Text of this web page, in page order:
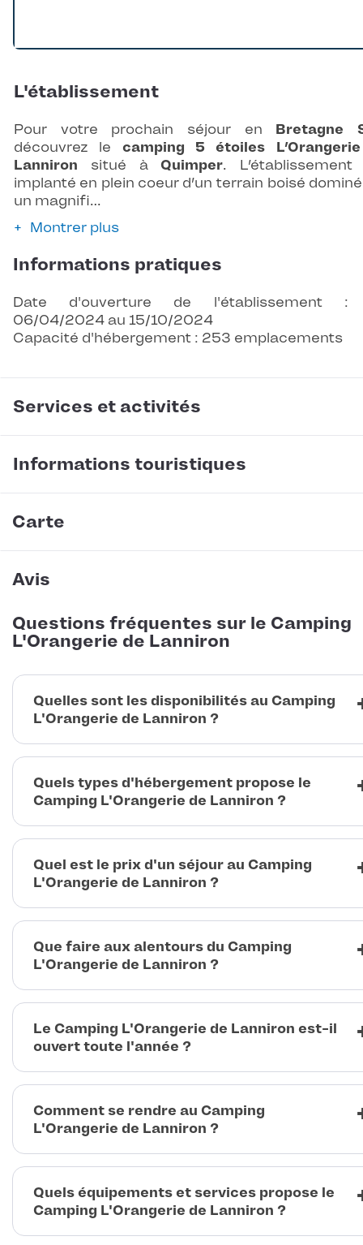
L'établissement
Pour votre prochain séjour en Bretagne
découvrez le camping 5 étoiles
Lanniron situé à Quimper.
implanté en plein coeur d’un terrain boisé
un magnifi…
Montrer plus
Informations pratiques
Date d'ouverture de l'établissement :
06/04/2024 au 15/10/2024
Capacité d'hébergement : 253 emplacements
Services et activités
Informations touristiques
Carte
Avis
Questions fréquentes sur le Camping
L'Orangerie de Lanniron
Quelles sont les disponibilités au Camping
L'Orangerie de Lanniron ?
Quels types d'hébergement propose le
Camping L'Orangerie de Lanniron ?
Quel est le prix d'un séjour au Camping
L'Orangerie de Lanniron ?
Que faire aux alentours du Camping
L'Orangerie de Lanniron ?
Le Camping L'Orangerie de Lanniron est-il
ouvert toute l'année ?
Comment se rendre au Camping
L'Orangerie de Lanniron ?
Quels équipements et services propose le
Camping L'Orangerie de Lanniron ?